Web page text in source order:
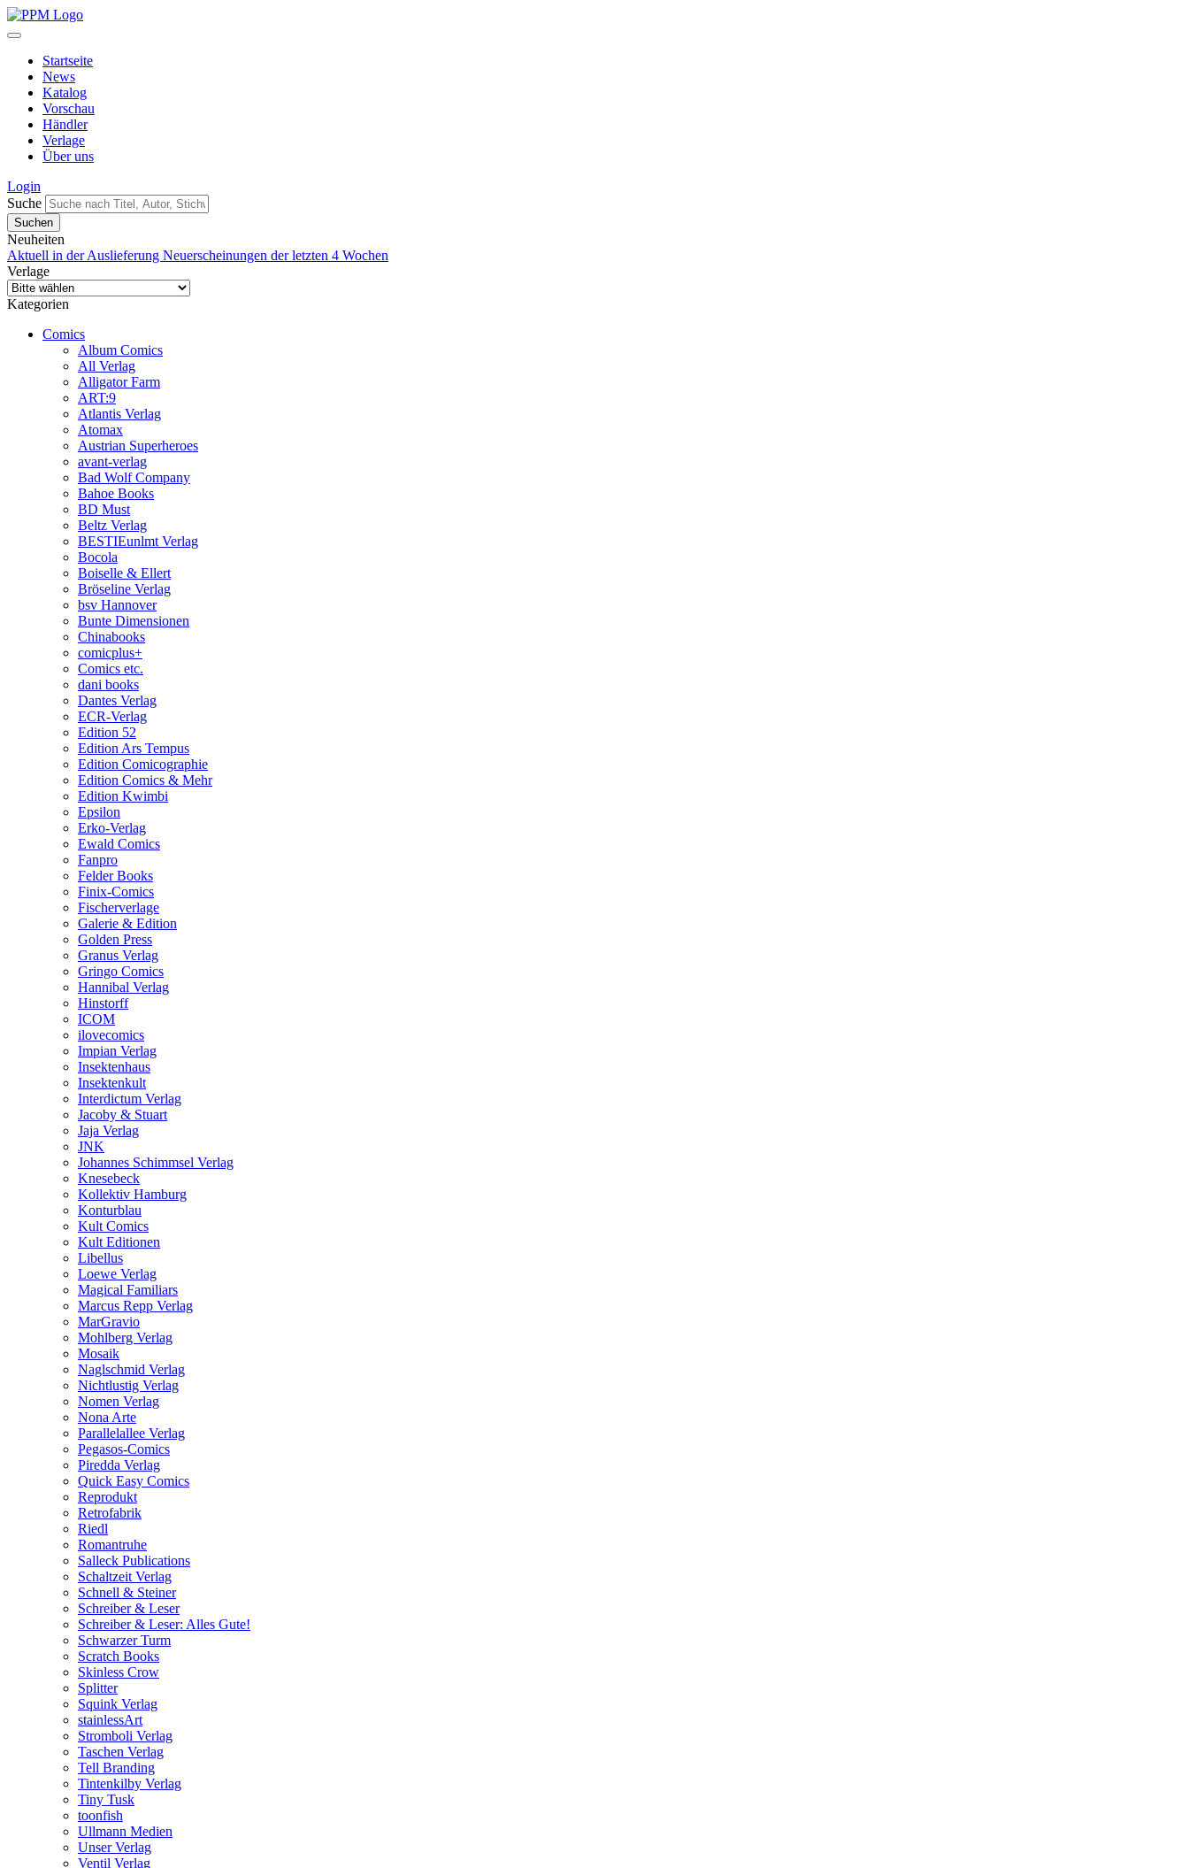
Startseite
News
Katalog
Vorschau
Händler
Verlage
Über uns
Login
Suche
Neuheiten
Aktuell in der Auslieferung Neuerscheinungen der letzten 4 Wochen
Verlage
Kategorien
Comics
Album Comics
All Verlag
Alligator Farm
ART:9
Atlantis Verlag
Atomax
Austrian Superheroes
avant-verlag
Bad Wolf Company
Bahoe Books
BD Must
Beltz Verlag
BESTIEunlmt Verlag
Bocola
Boiselle & Ellert
Bröseline Verlag
bsv Hannover
Bunte Dimensionen
Chinabooks
comicplus+
Comics etc.
dani books
Dantes Verlag
ECR-Verlag
Edition 52
Edition Ars Tempus
Edition Comicographie
Edition Comics & Mehr
Edition Kwimbi
Epsilon
Erko-Verlag
Ewald Comics
Fanpro
Felder Books
Finix-Comics
Fischerverlage
Galerie & Edition
Golden Press
Granus Verlag
Gringo Comics
Hannibal Verlag
Hinstorff
ICOM
ilovecomics
Impian Verlag
Insektenhaus
Insektenkult
Interdictum Verlag
Jacoby & Stuart
Jaja Verlag
JNK
Johannes Schimmsel Verlag
Knesebeck
Kollektiv Hamburg
Konturblau
Kult Comics
Kult Editionen
Libellus
Loewe Verlag
Magical Familiars
Marcus Repp Verlag
MarGravio
Mohlberg Verlag
Mosaik
Naglschmid Verlag
Nichtlustig Verlag
Nomen Verlag
Nona Arte
Parallelallee Verlag
Pegasos-Comics
Piredda Verlag
Quick Easy Comics
Reprodukt
Retrofabrik
Riedl
Romantruhe
Salleck Publications
Schaltzeit Verlag
Schnell & Steiner
Schreiber & Leser
Schreiber & Leser: Alles Gute!
Schwarzer Turm
Scratch Books
Skinless Crow
Splitter
Squink Verlag
stainlessArt
Stromboli Verlag
Taschen Verlag
Tell Branding
Tintenkilby Verlag
Tiny Tusk
toonfish
Ullmann Medien
Unser Verlag
Ventil Verlag